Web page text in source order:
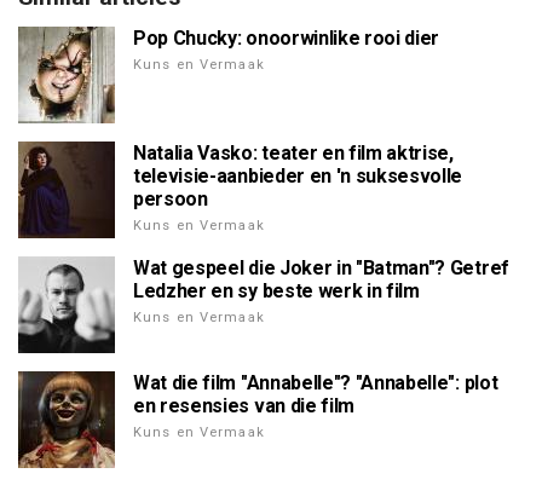
Pop Chucky: onoorwinlike rooi dier
Kuns en Vermaak
Natalia Vasko: teater en film aktrise,
televisie-aanbieder en 'n suksesvolle
persoon
Kuns en Vermaak
Wat gespeel die Joker in "Batman"? Getref
Ledzher en sy beste werk in film
Kuns en Vermaak
Wat die film "Annabelle"? "Annabelle": plot
en resensies van die film
Kuns en Vermaak